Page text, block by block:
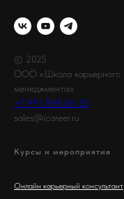
© 2025
ООО «Школа карьерного
менеджмента»
+7 991 898 86 83
sales@icareer.ru
Курсы и мероприятия
Онлайн карьерный консультант